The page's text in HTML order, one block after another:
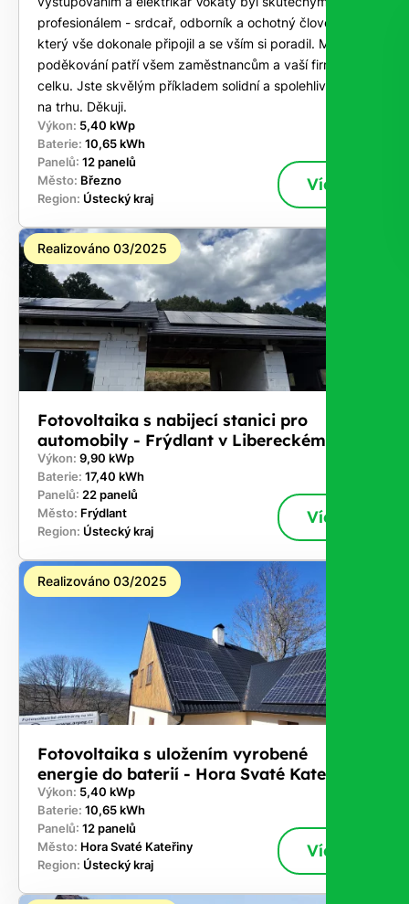
profesionálem - srdcař, odborník a ochotný člověk,
který vše dokonale připojil a se vším si poradil. Mé
poděkování patří všem zaměstnancům a vaší firmě jako
celku. Jste skvělým příkladem solidní a spolehlivé firmy
na trhu. Děkuji.
Výkon: 5,40 kWp
Baterie: 10,65 kWh
Panelů: 12 panelů
Město: Březno
Region: Ústecký kraj
Více
Realizováno 03/2025
Fotovoltaika s nabijecí stanici pro
automobily - Frýdlant v Libereckém kraji
Výkon: 9,90 kWp
Baterie: 17,40 kWh
Panelů: 22 panelů
Město: Frýdlant
Region: Ústecký kraj
Více
Realizováno 03/2025
Fotovoltaika s uložením vyrobené
energie do baterií - Hora Svaté Kateřiny
Výkon: 5,40 kWp
Baterie: 10,65 kWh
Panelů: 12 panelů
Město: Hora Svaté Kateřiny
Region: Ústecký kraj
Více